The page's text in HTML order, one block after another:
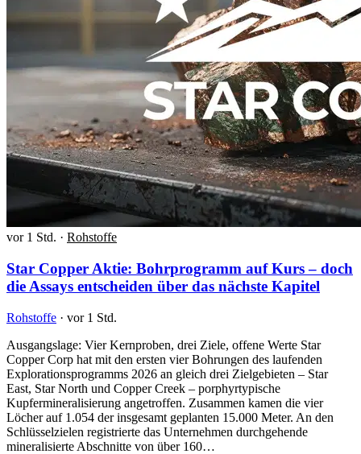
vor 1 Std. · Rohstoffe
Star Copper Aktie: Bohrprogramm auf Kurs – doch
die Assays entscheiden über das nächste Kapitel
Rohstoffe · vor 1 Std.
Ausgangslage: Vier Kernproben, drei Ziele, offene Werte Star
Copper Corp hat mit den ersten vier Bohrungen des laufenden
Explorationsprogramms 2026 an gleich drei Zielgebieten – Star
East, Star North und Copper Creek – porphyrtypische
Kupfermineralisierung angetroffen. Zusammen kamen die vier
Löcher auf 1.054 der insgesamt geplanten 15.000 Meter. An den
Schlüsselzielen registrierte das Unternehmen durchgehende
mineralisierte Abschnitte von über 160…